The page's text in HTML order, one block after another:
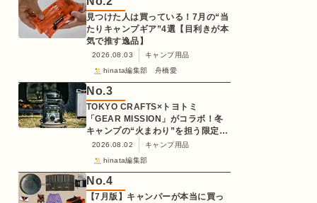
見つけた人は買っている！7月の“当
たりキャンプギア”4選【目利きが本
気で推す逸品】
2026.08.03
キャンプ用品
hinata編集部 舟橋愛
No.3
TOKYO CRAFTS×トヨトミ
「GEAR MISSION」がコラボ！冬
キャンプの“火まわり”を担う限定
K3クッキングストーブが登場
2026.08.02
キャンプ用品
hinata編集部
No.4
【7月版】キャンパーが本当に買っ